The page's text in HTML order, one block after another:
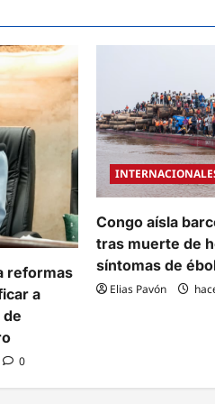
reformas
a
0
Congo aísla
tras muerte de
síntomas de
Elias Pavón